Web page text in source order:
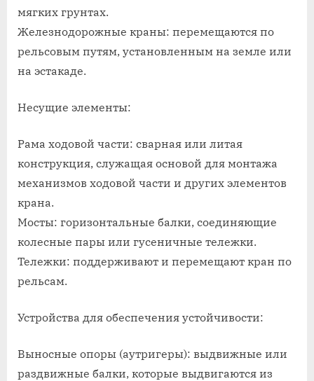
мягких грунтах.
Железнодорожные краны: перемещаются по
рельсовым путям, установленным на земле или
на эстакаде.
Несущие элементы:
Рама ходовой части: сварная или литая
конструкция, служащая основой для монтажа
механизмов ходовой части и других элементов
крана.
Мосты: горизонтальные балки, соединяющие
колесные пары или гусеничные тележки.
Тележки: поддерживают и перемещают кран по
рельсам.
Устройства для обеспечения устойчивости:
Выносные опоры (аутригеры): выдвижные или
раздвижные балки, которые выдвигаются из